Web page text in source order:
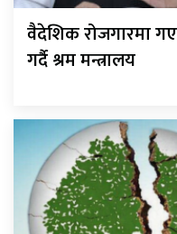
वैदेशिक रोजगारमा
गर्दै श्रम मन्त्रालय